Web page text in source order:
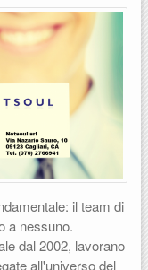
il team di
a nessuno.
dal 2002, lavorano
all'universo del